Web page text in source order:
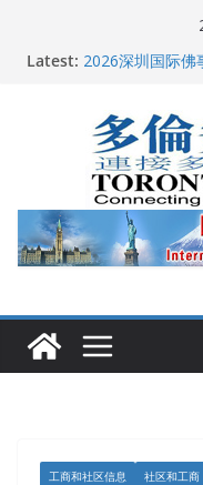
Latest: 多伦多市长选举
2026深圳国际佛
特朗普称加拿大
关加拿大就业
2026加拿大青
龚晓华参加多伦
工商和社区信息 社区和工商